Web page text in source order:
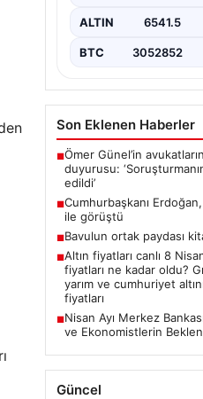
ALTIN 6541.5
BTC 3052852
Son Eklenen Haberler
■Ömer Günel’in
duyurusu:
edildi’
■Cumhurbaşkanı
ile görüştü
■Bavulun ortak paydası
■Altın fiyatları canlı 8
fiyatları ne kadar oldu?
yarım ve cumhuriyet
fiyatları
■Nisan Ayı Merkez
ve Ekonomistlerin
Güncel